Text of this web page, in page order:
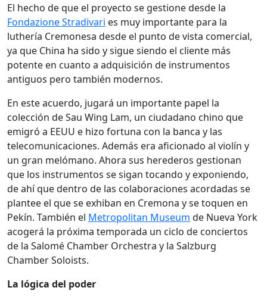
El hecho de que el proyecto se gestione desde la
Fondazione Stradivari es muy importante para la
luthería Cremonesa desde el punto de vista comercial,
ya que China ha sido y sigue siendo el cliente más
potente en cuanto a adquisición de instrumentos
antiguos pero también modernos.
En este acuerdo, jugará un importante papel la
colección de Sau Wing Lam, un ciudadano chino que
emigró a EEUU e hizo fortuna con la banca y las
telecomunicaciones. Además era aficionado al violín y
un gran melómano. Ahora sus herederos gestionan
que los instrumentos se sigan tocando y exponiendo,
de ahí que dentro de las colaboraciones acordadas se
plantee el que se exhiban en Cremona y se toquen en
Pekín. También el Metropolitan Museum de Nueva York
acogerá la próxima temporada un ciclo de conciertos
de la Salomé Chamber Orchestra y la Salzburg
Chamber Soloists.
La lógica del poder